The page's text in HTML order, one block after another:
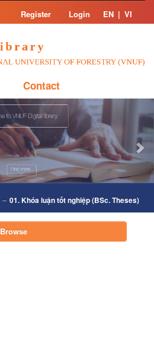
Register Login EN | VI
Contact
01. Khóa luận tốt nghiệp (BSc. Theses)
Browse